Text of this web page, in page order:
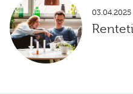
03.04.2025